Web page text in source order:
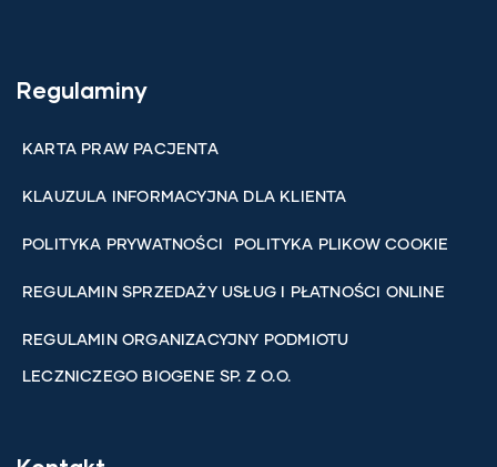
Regulaminy
KARTA PRAW PACJENTA
KLAUZULA INFORMACYJNA DLA KLIENTA
POLITYKA PRYWATNOŚCI POLITYKA PLIKOW COOKIE
REGULAMIN SPRZEDAŻY USŁUG I PŁATNOŚCI ONLINE
REGULAMIN ORGANIZACYJNY PODMIOTU
LECZNICZEGO BIOGENE SP. Z O.O.